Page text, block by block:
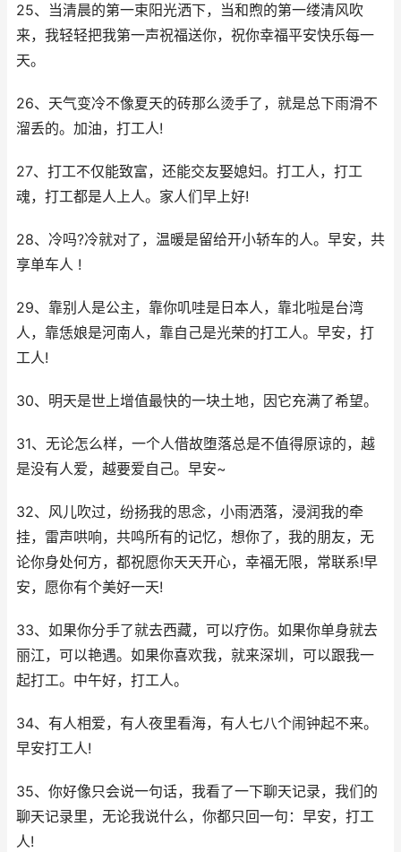
25、当清晨的第一束阳光洒下，当和煦的第一缕清风吹
来，我轻轻把我第一声祝福送你，祝你幸福平安快乐每一
天。
26、天气变冷不像夏天的砖那么烫手了，就是总下雨滑不
溜丢的。加油，打工人!
27、打工不仅能致富，还能交友娶媳妇。打工人，打工
魂，打工都是人上人。家人们早上好!
28、冷吗?冷就对了，温暖是留给开小轿车的人。早安，共
享单车人 !
29、靠别人是公主，靠你叽哇是日本人，靠北啦是台湾
人，靠恁娘是河南人，靠自己是光荣的打工人。早安，打
工人!
30、明天是世上增值最快的一块土地，因它充满了希望。
31、无论怎么样，一个人借故堕落总是不值得原谅的，越
是没有人爱，越要爱自己。早安~
32、风儿吹过，纷扬我的思念，小雨洒落，浸润我的牵
挂，雷声哄响，共鸣所有的记忆，想你了，我的朋友，无
论你身处何方，都祝愿你天天开心，幸福无限，常联系!早
安，愿你有个美好一天!
33、如果你分手了就去西藏，可以疗伤。如果你单身就去
丽江，可以艳遇。如果你喜欢我，就来深圳，可以跟我一
起打工。中午好，打工人。
34、有人相爱，有人夜里看海，有人七八个闹钟起不来。
早安打工人!
35、你好像只会说一句话，我看了一下聊天记录，我们的
聊天记录里，无论我说什么，你都只回一句：早安，打工
人!